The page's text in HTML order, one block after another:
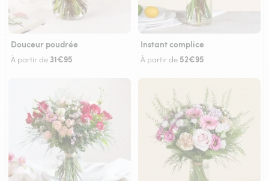
Douceur poudrée
À partir de 31€95
Instant complice
À partir de 52€95